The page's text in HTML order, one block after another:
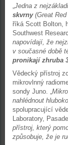
„Jedna z
skvrny (Great
říká Scott Bolton,
Southwest
napovídají, že
v současné době
pronikají zhruba
Vědecký přístroj
mikrovlnný
sondy Juno. „
nahlédnout
spolupracující
Laboratory,
přístroj, který
způsobuje, že je